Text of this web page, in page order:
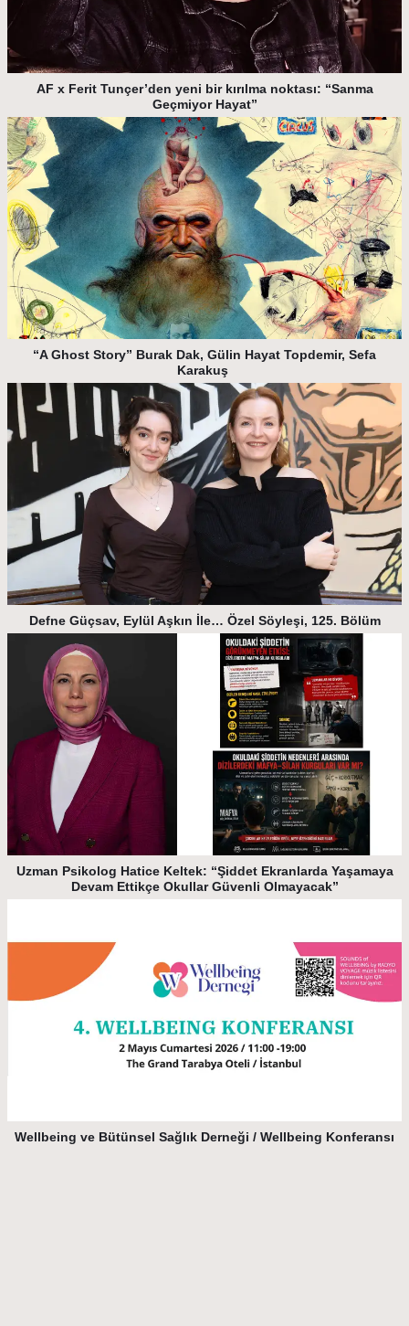
AF x Ferit Tunçer’den yeni bir kırılma noktası: “Sanma
Geçmiyor Hayat”
“A Ghost Story” Burak Dak, Gülin Hayat Topdemir, Sefa
Karakuş
Defne Güçsav, Eylül Aşkın İle… Özel Söyleşi, 125. Bölüm
Uzman Psikolog Hatice Keltek: “Şiddet Ekranlarda Yaşamaya
Devam Ettikçe Okullar Güvenli Olmayacak”
Wellbeing ve Bütünsel Sağlık Derneği / Wellbeing Konferansı